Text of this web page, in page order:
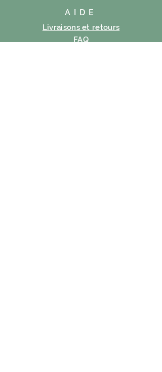
AIDE
Livraisons et retours
FAQ